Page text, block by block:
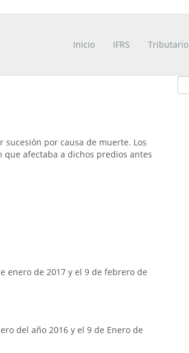
Inicio IFRS Tributario
por causa de muerte. Los
afectaba a dichos predios antes
enero de 2017 y el 9 de febrero de
del año 2016 y el 9 de Enero de